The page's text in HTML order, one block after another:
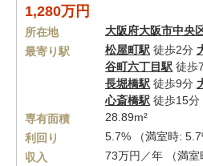
1,280万円
所在地 大阪府大阪市中央
最寄り駅
松屋町駅 徒歩2分
谷町六丁目駅 徒歩
長堀橋駅 徒歩9分
心斎橋駅 徒歩15分
専有面積
28.89m²
利回り
5.7% （満室時:
収入
73万円／年 （満室